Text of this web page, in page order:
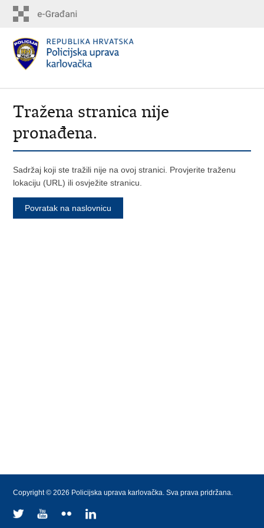
Tražena stranica nije
pronađena.
Sadržaj koji ste tražili nije na ovoj stranici. Provjerite traženu
lokaciju (URL) ili osvježite stranicu.
Povratak na naslovnicu
Copyright © 2026 Policijska uprava karlovačka. Sva prava pridržana.